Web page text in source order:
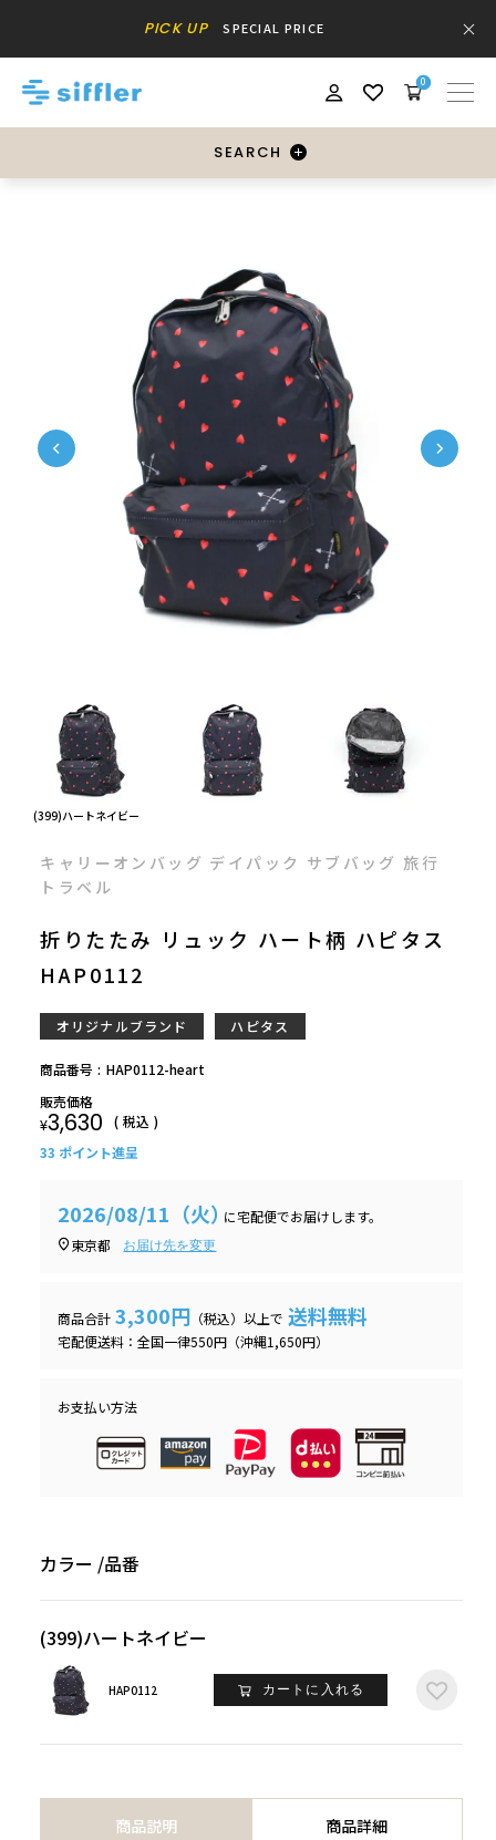
PICK UP SPECIAL PRICE
0
SEARCH
(399)ハートネイビー
キャリーオンバッグ デイパック サブバッグ 旅行
トラベル
折りたたみ リュック ハート柄 ハピタス
HAP0112
オリジナルブランド ハピタス
商品番号
HAP0112-heart
販売価格
¥3,630
税込
33 ポイント進呈
2026/08/11（火）に宅配便でお届けします。
東京都
お届け先を変更
商品合計 3,300円 （税込）以上で 送料無料
宅配便送料：全国一律550円（沖縄1,650円）
お支払い方法
カラー 品番
(399)ハートネイビー
HAP0112 カートに入れる
商品説明 商品詳細